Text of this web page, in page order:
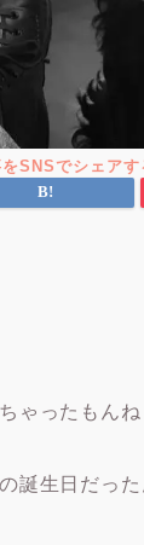
ゃったもんね
誕生日だった